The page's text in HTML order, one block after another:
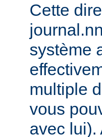
Cette
système
multiple
vous
avec lui).